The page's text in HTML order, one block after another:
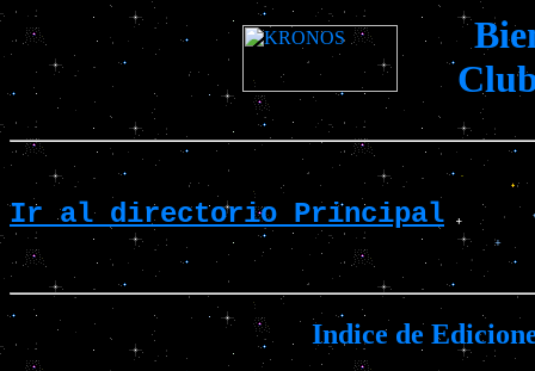
Ir al directorio Principal
Indice de